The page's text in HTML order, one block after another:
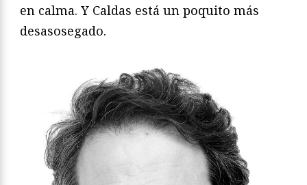
en calma. Y Caldas está un poquito más
desasosegado.